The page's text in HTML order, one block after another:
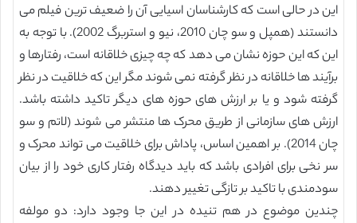
این در حالی است که کارشناسان اسیایی آن را ضعیف ترین فیلم می
دانستند (همپل و سو چان 2010، نیو و استربرگ 2002). با توجه به
این که این حوزه نشان می دهد که چه چیزی خلاقانه است، رفتارها و
برآیند ها خلاقانه در نظر گرفته نمی شوند مگر این که خلاقیت در نظر
گرفته شود و یا بر ارزش های حوزه های دیگر تاکید داشته باشد.
ارزش های سازمانی از طریق محرک ها منتشر می شوند (لاتم و سو
چان 2014). بر اهمین اساس، پاداش برای خلاقیت می تواند محرک و
سر نخی برای افرادی باشد که باید دیدگاه رفتار کاری خود را از بیان
سودمندی با تاکید بر تازگی تغییر دهند.
چندین موضوع در هم تنیده در این جا وجود دارد: دو مولفه